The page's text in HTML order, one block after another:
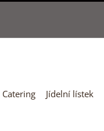
Catering Jídelní lístek